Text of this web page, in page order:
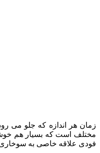
زمان هر اندازه که جلو می
مختلف است که بسیار هم
فودی علاقه خاصی به سوخاری